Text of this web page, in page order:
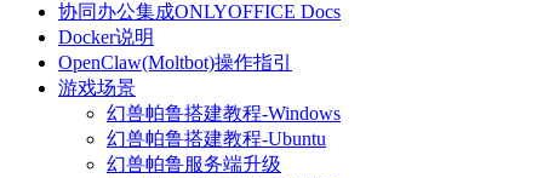
协同办公集成ONLYOFFICE Docs
Docker说明
OpenClaw(Moltbot)操作指引
游戏场景
幻兽帕鲁搭建教程-Windows
幻兽帕鲁搭建教程-Ubuntu
幻兽帕鲁服务端升级